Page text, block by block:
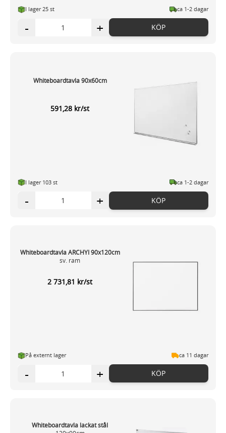
I lager 25 st ca 1-2 dagar
- + KÖP
Whiteboardtavla 90x60cm
591,28 kr/st
I lager 103 st ca 1-2 dagar
- + KÖP
Whiteboardtavla ARCHYI 90x120cm
sv. ram
2 731,81 kr/st
På externt lager ca 11 dagar
- + KÖP
Whiteboardtavla lackat stål